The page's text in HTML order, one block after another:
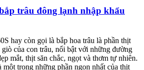
trâu đông lạnh nhập khẩu
hay còn gọi là bắp hoa trâu là phần thịt
của con trâu, nổi bật với những đường
mắt, thịt săn chắc, ngọt và thơm tự nhiên.
trong những phần ngon nhất của thịt